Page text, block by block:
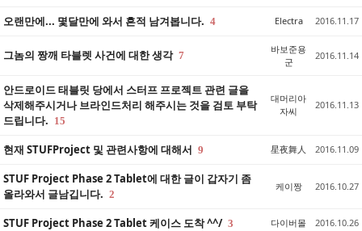
오랜만에... 몇달만에 와서 흔적 남겨봅니다. 4 Electra 2016.11.17
그놈의 짱깨 타블렛 사건에 대한 생각 7
바보준용
군
2016.11.14
안드로이드 태블릿 당에서 스터프 프로젝트 관련 글을
삭제해주시거나 브라인드처리 해주시는 것을 검토 부탁
드립니다. 15
대머리아
자씨
2016.11.13
현재 STUFProject 및 관련사항에 대해서 9 星夜舞人 2016.11.09
STUF Project Phase 2 Tablet에 대한 글이 갑자기 좀
올라와서 글남깁니다. 2
케이짱 2016.10.27
STUF Project Phase 2 Tablet 케이스 도착 ^^/ 3 다이버몰 2016.10.26